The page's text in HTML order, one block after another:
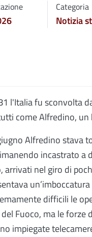
Categoria
Notizia
l'Italia fu sconvolta
come Alfredino, un
Alfredino stava
incastrato a
arrivati nel giro di
difficili le
Fuoco, ma le
impiegate